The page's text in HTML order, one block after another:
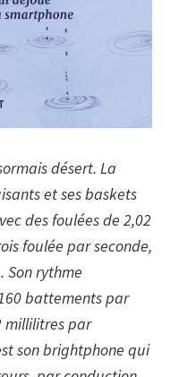
désert. La
et ses baskets
des foulées de 2,02
foulée par seconde,
Son rythme
battements par
millilitres par
son brightphone qui